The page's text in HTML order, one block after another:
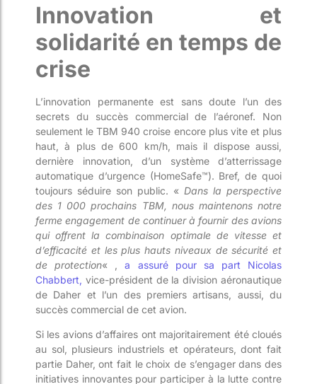
Innovation et
solidarité en temps de
crise
L’innovation permanente est sans doute l’un des
secrets du succès commercial de l’aéronef. Non
seulement le TBM 940 croise encore plus vite et plus
haut, à plus de 600 km/h, mais il dispose aussi,
dernière innovation, d’un système d’atterrissage
automatique d’urgence (HomeSafe™). Bref, de quoi
toujours séduire son public. « Dans la perspective
des 1 000 prochains TBM, nous maintenons notre
ferme engagement de continuer à fournir des avions
qui offrent la combinaison optimale de vitesse et
d’efficacité et les plus hauts niveaux de sécurité et
de protection« ,a assuré pour sa part Nicolas
Chabbert, vice-président de la division aéronautique
de Daher et l’un des premiers artisans, aussi, du
succès commercial de cet avion.
Si les avions d’affaires ont majoritairement été cloués
au sol, plusieurs industriels et opérateurs, dont fait
partie Daher, ont fait le choix de s’engager dans des
initiatives innovantes pour participer à la lutte contre